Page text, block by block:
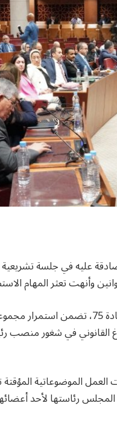
عليه في جلسة تشريعية
وأنهت تعثر المهام
النظام الداخلي في صيغته الجديدة شهد
القانوني في شغور
العمل الموضوعاتية
رئاستها لأحد